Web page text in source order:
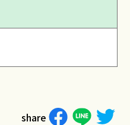
share